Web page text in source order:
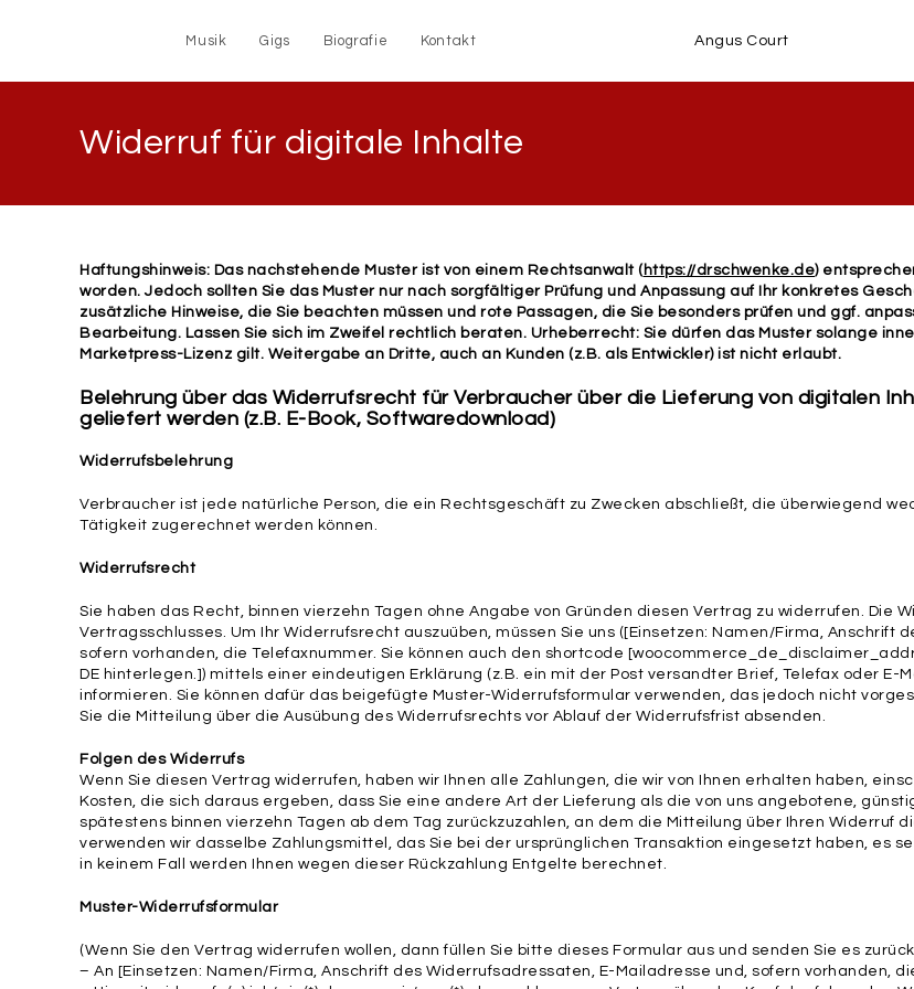
Musik Gigs Biografie Kontakt Angus Court
Widerruf für digitale Inhalte
Haftungshinweis: Das nachstehende Muster ist von einem Rechtsanwalt ( https://drschwenke.de)
worden. Jedoch sollten Sie das Muster nur nach sorgfältiger Prüfung und Anpassung auf Ihr konkretes
zusätzliche Hinweise, die Sie beachten müssen und rote Passagen, die Sie besonders prüfen und ggf.
Bearbeitung. Lassen Sie sich im Zweifel rechtlich beraten. Urheberrecht: Sie dürfen das Muster solange
Marketpress-Lizenz gilt. Weitergabe an Dritte, auch an Kunden (z.B. als Entwickler) ist nicht erlaubt.
Belehrung über das Widerrufsrecht für Verbraucher über die Lieferung von digitalen
geliefert werden (z.B. E-Book, Softwaredownload)
Widerrufsbelehrung
Verbraucher ist jede natürliche Person, die ein Rechtsgeschäft zu Zwecken abschließt, die überwiegend
Tätigkeit zugerechnet werden können.
Widerrufsrecht
Sie haben das Recht, binnen vierzehn Tagen ohne Angabe von Gründen diesen Vertrag zu widerrufen. Die
Vertragsschlusses. Um Ihr Widerrufsrecht auszuüben, müssen Sie uns ([Einsetzen: Namen/Firma, Anschrift
sofern vorhanden, die Telefaxnummer. Sie können auch den shortcode
DE hinterlegen.]) mittels einer eindeutigen Erklärung (z.B. ein mit der Post versandter Brief, Telefax oder E-
informieren. Sie können dafür das beigefügte Muster-Widerrufsformular verwenden, das jedoch nicht
Sie die Mitteilung über die Ausübung des Widerrufsrechts vor Ablauf der Widerrufsfrist absenden.
Folgen des Widerrufs
Wenn Sie diesen Vertrag widerrufen, haben wir Ihnen alle Zahlungen, die wir von Ihnen erhalten haben,
Kosten, die sich daraus ergeben, dass Sie eine andere Art der Lieferung als die von uns angebotene,
spätestens binnen vierzehn Tagen ab dem Tag zurückzuzahlen, an dem die Mitteilung über Ihren Widerruf
verwenden wir dasselbe Zahlungsmittel, das Sie bei der ursprünglichen Transaktion eingesetzt haben, es
in keinem Fall werden Ihnen wegen dieser Rückzahlung Entgelte berechnet.
Muster-Widerrufsformular
(Wenn Sie den Vertrag widerrufen wollen, dann füllen Sie bitte dieses Formular aus und senden Sie es
– An [Einsetzen: Namen/Firma, Anschrift des Widerrufsadressaten, E-Mailadresse und, sofern vorhanden,